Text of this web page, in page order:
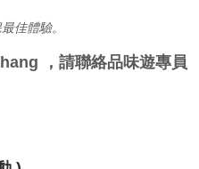
佳體驗。
，請聯絡品味遊專員